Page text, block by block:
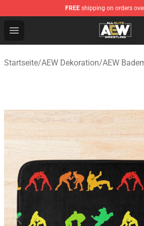
FREE shipping on orders
Open menu
Aew Shop ⚡️ Official Aew
Startseite/AEW Dekoration/AEW